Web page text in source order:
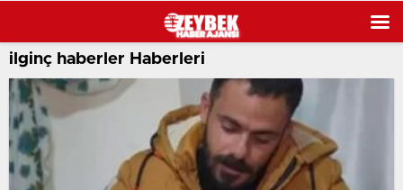
ilginç haberler Haberleri